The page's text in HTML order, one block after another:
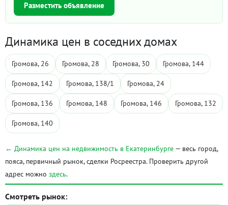
Разместить объявление
Динамика цен в соседних домах
Громова, 26 Громова, 28 Громова, 30 Громова, 144
Громова, 142 Громова, 138/1 Громова, 24
Громова, 136 Громова, 148 Громова, 146 Громова, 132
Громова, 140
← Динамика цен на недвижимость в Екатеринбурге — весь город,
пояса, первичный рынок, сделки Росреестра. Проверить другой
адрес можно здесь.
Смотреть рынок: